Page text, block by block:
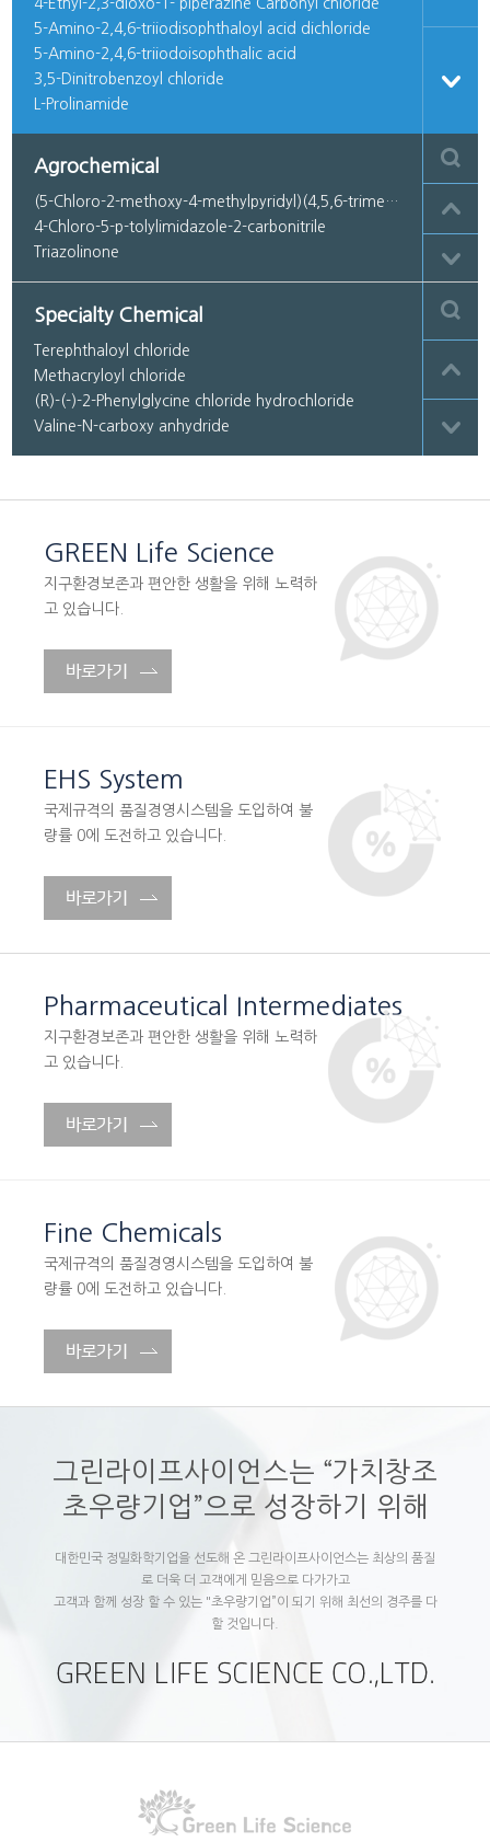
5-Amino-2,4,6-triiodisophthaloyl acid dichloride
5-Amino-2,4,6-triiodoisophthalic acid
3,5-Dinitrobenzoyl chloride
L-Prolinamide
5,6-Dimethoxy-1-indanone-2-ethyl carbonate
N-Cbz-4-iodomethylpiperidine
N-Cbz-4-(hydroxymethyl)piperidine
4-(2-Hexamethyleneimine-1-yl-ethoxy)-Benzylalcohol hydrochloride
Agrochemical
1,3,4-Oxadiazol-2(3H)-one,5-(1-methylethyl)
(5-Chloro-2-methoxy-4-methylpyridyl)(4,5,6-trimethoxy-o-tolyl)methaneone
4-Chloro-5-p-tolylimidazole-2-carbonitrile
Triazolinone
Specialty Chemical
Alanine-N-carboxy anhydride
Terephthaloyl chloride
Methacryloyl chloride
(R)-(-)-2-Phenylglycine chloride hydrochloride
Valine-N-carboxy anhydride
Phenylalanine-N-carboxy anhydride
Glycine-N-carboxy anhydride
GREEN Life Science
지구환경보존과 편안한 생활을 위해 노력하
고 있습니다.
EHS System
국제규격의 품질경영시스템을 도입하여 불
량률 0에 도전하고 있습니다.
Pharmaceutical Intermediates
지구환경보존과 편안한 생활을 위해 노력하
고 있습니다.
Fine Chemicals
국제규격의 품질경영시스템을 도입하여 불
량률 0에 도전하고 있습니다.
그린라이프사이언스는 “가치창조
초우량기업”으로 성장하기 위해
대한민국 정밀화학기업을 선도해 온 그린라이프사이언스는 최상의 품질
로 더욱 더 고객에게 믿음으로 다가가고
고객과 함께 성장 할 수 있는 "초우량기업”이 되기 위해 최선의 경주를 다
할 것입니다.